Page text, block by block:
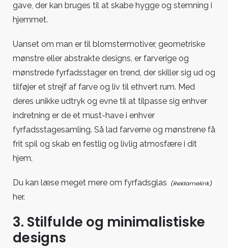
gave, der kan bruges til at skabe hygge og stemning i
hjemmet.
Uanset om man er til blomstermotiver, geometriske
mønstre eller abstrakte designs, er farverige og
mønstrede fyrfadsstager en trend, der skiller sig ud og
tilføjer et strejf af farve og liv til ethvert rum. Med
deres unikke udtryk og evne til at tilpasse sig enhver
indretning er de et must-have i enhver
fyrfadsstagesamling. Så lad farverne og mønstrene få
frit spil og skab en festlig og livlig atmosfære i dit
hjem.
Du kan læse meget mere om fyrfadsglas
her.
3. Stilfulde og minimalistiske
designs